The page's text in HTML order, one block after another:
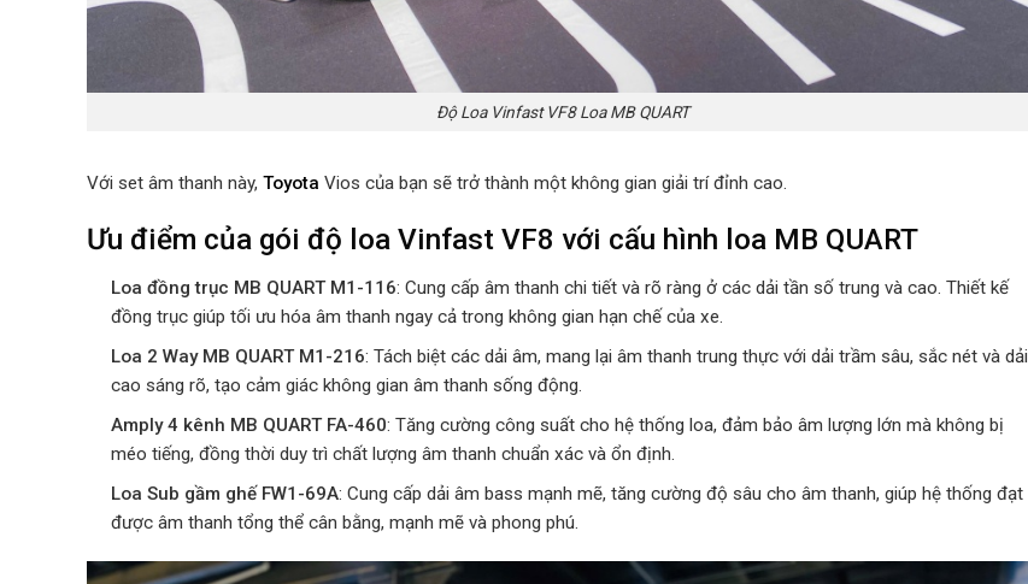
Độ Loa Vinfast VF8 Loa MB QUART
Với set âm thanh này, Toyota Vios của bạn sẽ trở thành một không gian giải trí đỉnh cao.
Ưu điểm của gói độ loa Vinfast VF8 với cấu hình loa MB QUART
Loa đồng trục MB QUART M1-116: Cung cấp âm thanh chi tiết và rõ ràng ở các dải tần số trung và cao. Thiết kế
đồng trục giúp tối ưu hóa âm thanh ngay cả trong không gian hạn chế của xe.
Loa 2 Way MB QUART M1-216: Tách biệt các dải âm, mang lại âm thanh trung thực với dải trầm sâu, sắc nét và dải
cao sáng rõ, tạo cảm giác không gian âm thanh sống động.
Amply 4 kênh MB QUART FA-460: Tăng cường công suất cho hệ thống loa, đảm bảo âm lượng lớn mà không bị
méo tiếng, đồng thời duy trì chất lượng âm thanh chuẩn xác và ổn định.
Loa Sub gầm ghế FW1-69A: Cung cấp dải âm bass mạnh mẽ, tăng cường độ sâu cho âm thanh, giúp hệ thống đạt
được âm thanh tổng thể cân bằng, mạnh mẽ và phong phú.